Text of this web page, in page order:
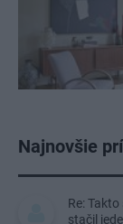
Najnovšie
Re:
stačil